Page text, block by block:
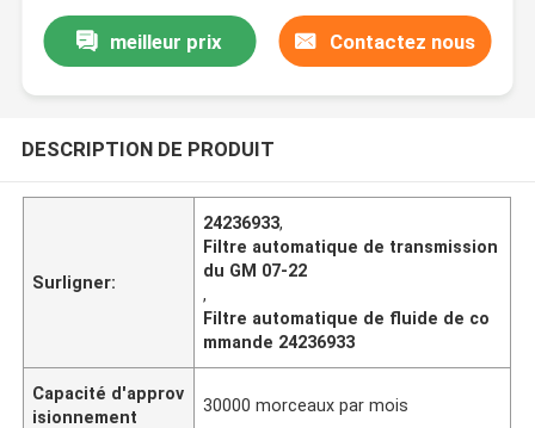
meilleur prix Contactez nous
DESCRIPTION DE PRODUIT
Surligner:
24236933,
Filtre automatique de transmission
du GM 07-22
,
Filtre automatique de fluide de co
mmande 24236933
Capacité d'approv
isionnement
30000 morceaux par mois